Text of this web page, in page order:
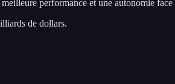
performance et une autonomie face
de dollars.